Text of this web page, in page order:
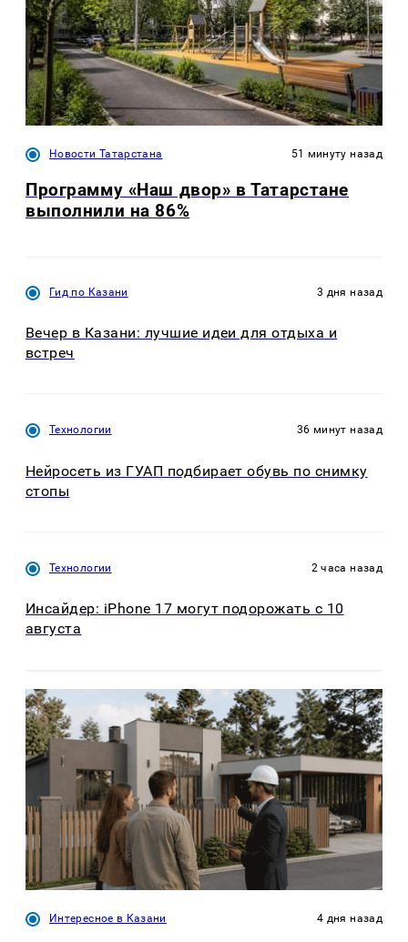
Новости Татарстана 51 минуту назад
Программу «Наш двор» в Татарстане
выполнили на 86%
Гид по Казани 3 дня назад
Вечер в Казани: лучшие идеи для отдыха и
встреч
Технологии 36 минут назад
Нейросеть из ГУАП подбирает обувь по снимку
стопы
Технологии 2 часа назад
Инсайдер: iPhone 17 могут подорожать с 10
августа
Интересное в Казани 4 дня назад